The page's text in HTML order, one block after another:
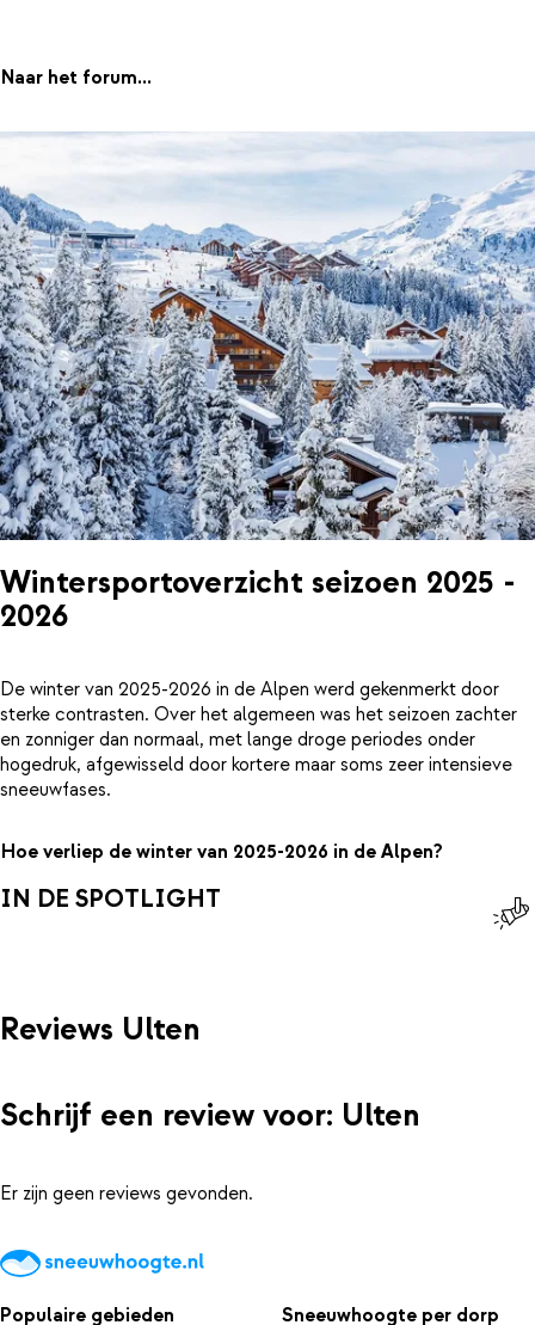
Naar het forum...
Wintersportoverzicht seizoen 2025 -
2026
De winter van 2025-2026 in de Alpen werd gekenmerkt door
sterke contrasten. Over het algemeen was het seizoen zachter
en zonniger dan normaal, met lange droge periodes onder
hogedruk, afgewisseld door kortere maar soms zeer intensieve
sneeuwfases.
Hoe verliep de winter van 2025-2026 in de Alpen?
IN DE SPOTLIGHT
Reviews Ulten
Schrijf een review voor: Ulten
Er zijn geen reviews gevonden.
Populaire gebieden Sneeuwhoogte per dorp